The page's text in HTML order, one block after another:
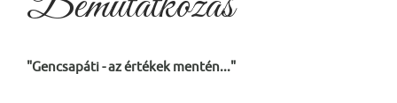
"Gencsapáti - az értékek mentén..."